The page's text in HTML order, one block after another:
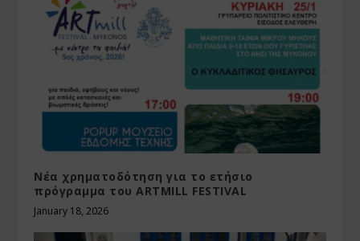
Νέα χρηματοδότηση για το ετήσιο
πρόγραμμα του ARTMILL FESTIVAL
January 18, 2026